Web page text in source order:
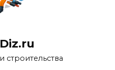
строительства